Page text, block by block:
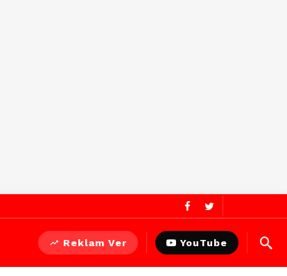
Reklam Ver YouTube